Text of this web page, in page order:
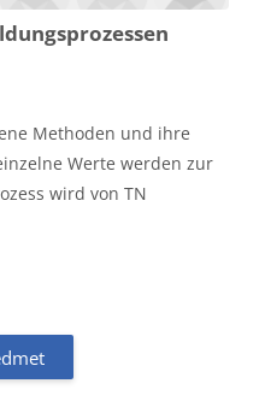
Methoden und ihre
Werte werden zur
wird von TN